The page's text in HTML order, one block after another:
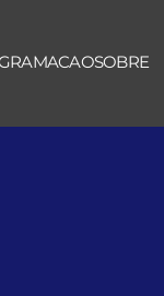
SOBRE